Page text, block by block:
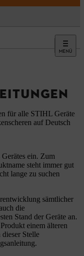
MENÜ
für alle STIHL Geräte
auf Deutsch
ein. Zum
steht immer gut
lange zu suchen
sämtlicher
die
Stand der Geräte an.
einem älteren
dieser Stelle